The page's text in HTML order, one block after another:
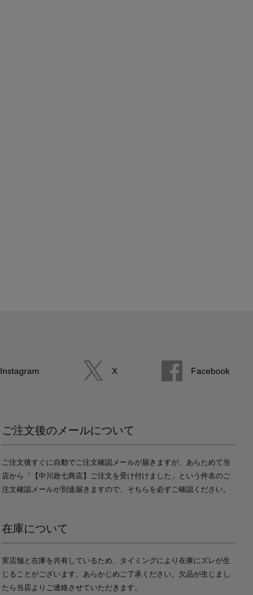
Instagram X Facebook
ご注文後のメールについて
ご注文後すぐに自動でご注文確認メールが届きますが、あらためて当
店から「【中川政七商店】ご注文を受け付けました」という件名のご
注文確認メールが別途届きますので、そちらを必ずご確認ください。
在庫について
実店舗と在庫を共有しているため、タイミングにより在庫にズレが生
じることがございます。あらかじめご了承ください。欠品が生じまし
たら当店よりご連絡させていただきます。